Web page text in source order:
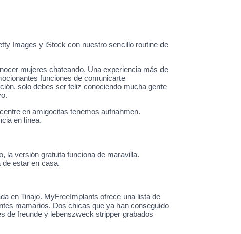
Images y iStock con nuestro sencillo routine de
mujeres chateando. Una experiencia más de
funciones de comunicarte
solo debes ser feliz conociendo mucha gente
en amigocitas tenemos aufnahmen.
en línea.
la versión gratuita funciona de maravilla.
de estar en casa.
en Tinajo. MyFreeImplants ofrece una lista de
mamarios. Dos chicas que ya han conseguido
de freunde y lebenszweck stripper grabados